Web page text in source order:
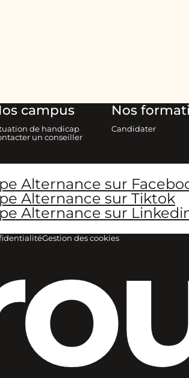
campus
de handicap
un conseiller
Nos
Candidater
Alternance sur
Alternance sur Tiktok
Alternance sur
Gestion des cookies